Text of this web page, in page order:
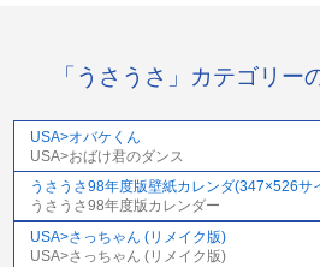
「うさうさ」カテゴリー
USA>オバケくん
USA>おばけ君のダンス
うさうさ98年度版壁紙カレンダ(347×526サ
うさうさ98年度版カレンダー
USA>さっちゃん (リメイク版)
USA>さっちゃん (リメイク版)